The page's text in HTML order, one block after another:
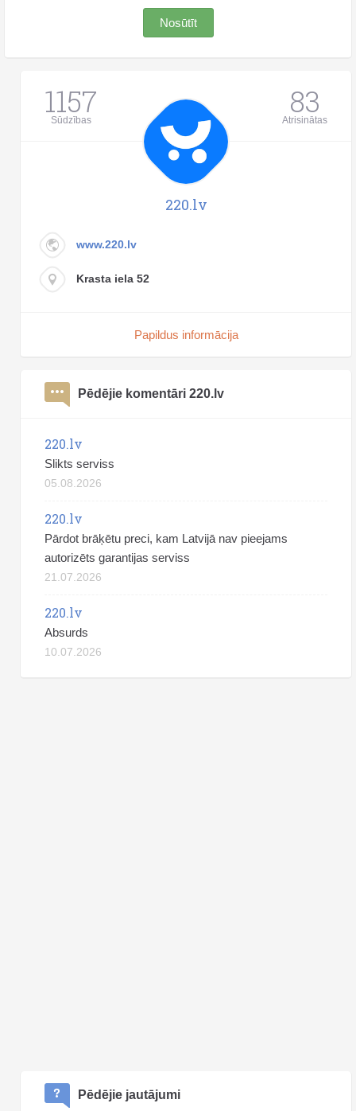
Nosūtīt
1157
Sūdzības 83
Atrisinātas
220.lv
www.220.lv
Krasta iela 52
Papildus informācija
Pēdējie komentāri 220.lv
220.lv
Slikts serviss
05.08.2026
220.lv
Pārdot brāķētu preci, kam Latvijā nav pieejams
autorizēts garantijas serviss
21.07.2026
220.lv
Absurds
10.07.2026
Pēdējie jautājumi